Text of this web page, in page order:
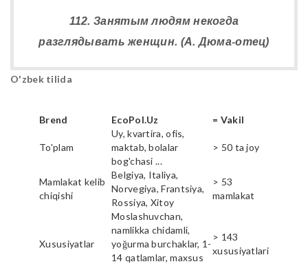
112. Занятым людям некогда
разглядывать женщин. (А. Дюма-отец)
O'zbek tilida
Brend EcoPol.Uz = Vakil
To'plam
Uy, kvartira, ofis,
maktab, bolalar
bog'chasi ...
> 50 ta joy
Mamlakat kelib
chiqishi
Belgiya, Italiya,
Norvegiya, Frantsiya,
Rossiya, Xitoy
> 53
mamlakat
Xususiyatlar
Moslashuvchan,
namlikka chidamli,
yoğurma burchaklar, 1-
14 qatlamlar, maxsus
> 143
xususiyatlari